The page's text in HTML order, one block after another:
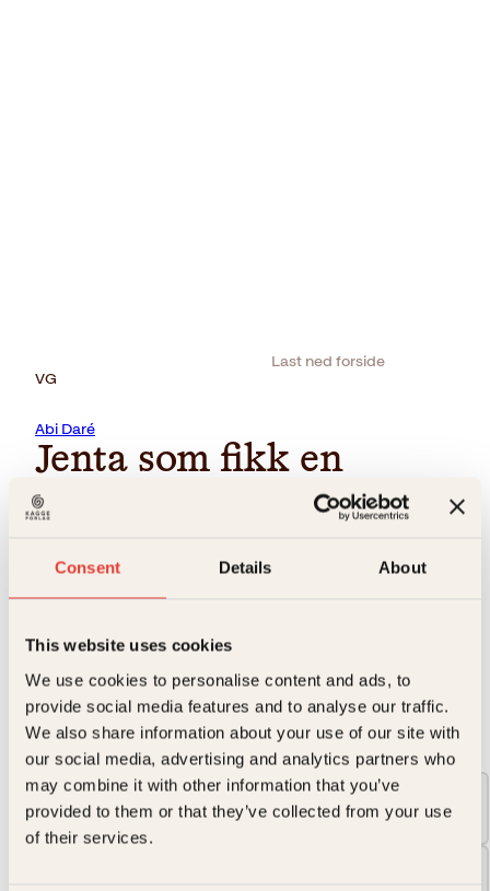
Consent Details About
This website uses cookies
We use cookies to personalise content and ads, to
provide social media features and to analyse our traffic.
We also share information about your use of our site with
our social media, advertising and analytics partners who
may combine it with other information that you’ve
provided to them or that they’ve collected from your use
of their services.
Last ned forside
VG
Abi Daré
Jenta som fikk en
stemme
landsbygda og drømmer bare om én ting. Å få utdannelse.
Moren hennes har alltid sagt at det er den eneste måten å
egen framtid.
→ Les hele beskrivelsen
Pocket
229kr